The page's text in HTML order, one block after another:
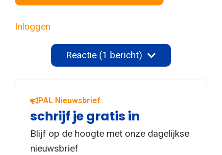
Inloggen
Reactie (1 bericht)
PAL Nieuwsbrief
schrijf je gratis in
Blijf op de hoogte met onze dagelijkse
nieuwsbrief